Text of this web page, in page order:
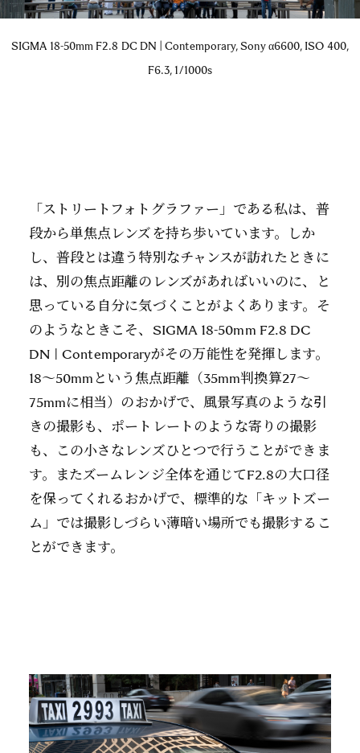
SIGMA 18-50mm F2.8 DC DN | Contemporary, Sony α6600, ISO 400,
F6.3, 1/1000s
「ストリートフォトグラファー」である私は、普
段から単焦点レンズを持ち歩いています。しか
し、普段とは違う特別なチャンスが訪れたときに
は、別の焦点距離のレンズがあればいいのに、と
思っている自分に気づくことがよくあります。そ
のようなときこそ、SIGMA 18-50mm F2.8 DC
DN | Contemporaryがその万能性を発揮します。
18～50mmという焦点距離（35mm判換算27～
75mmに相当）のおかげで、風景写真のような引
きの撮影も、ポートレートのような寄りの撮影
も、この小さなレンズひとつで行うことができま
す。またズームレンジ全体を通じてF2.8の大口径
を保ってくれるおかげで、標準的な「キットズー
ム」では撮影しづらい薄暗い場所でも撮影するこ
とができます。